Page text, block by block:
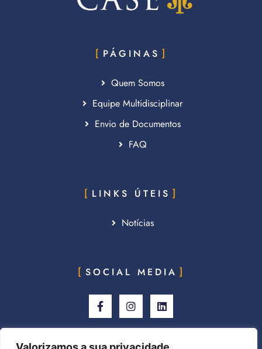
PÁGINAS
Quem Somos
Equipe Multidisciplinar
Envio de Documentos
FAQ
LINKS ÚTEIS
Notícias
SOCIAL MEDIA